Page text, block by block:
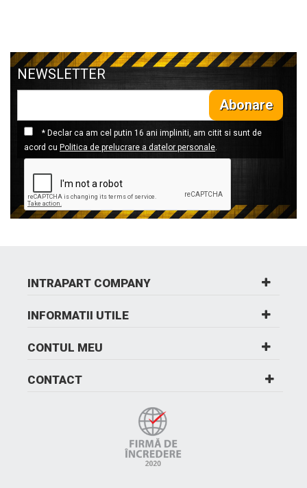
NEWSLETTER
Abonare
* Declar ca am cel putin 16 ani impliniti, am citit si sunt de
acord cu Politica de prelucrare a datelor personale.
INTRAPART COMPANY
INFORMATII UTILE
CONTUL MEU
CONTACT